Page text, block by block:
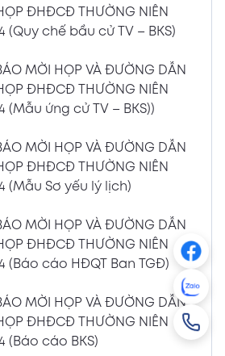
01/2024/NQ-HĐQT VỀ VIỆC
LẬP CÔNG TY TNHH ĐẦU
ĐĂNG KÝ HOẠT ĐỘNG CHI
2600106523-002
Xem PDF
ĐỊNH MIỄN NHIỆM PTGĐ
ĐỊNH BỔ NHIỆM PTGĐ KHỐI
Xem PDF
HỌP ĐHĐCĐ THƯỜNG NIÊN
(Quy chế bầu cử TV – BKS)
MỜI HỌP VÀ ĐƯỜNG DẪN
HỌP ĐHĐCĐ THƯỜNG NIÊN
(Mẫu ứng cử TV – BKS))
MỜI HỌP VÀ ĐƯỜNG DẪN
HỌP ĐHĐCĐ THƯỜNG NIÊN
(Mẫu Sơ yếu lý lịch)
MỜI HỌP VÀ ĐƯỜNG DẪN
HỌP ĐHĐCĐ THƯỜNG NIÊN
(Báo cáo HĐQT Ban TGĐ)
MỜI HỌP VÀ ĐƯỜNG DẪN
HỌP ĐHĐCĐ THƯỜNG NIÊN
(Báo cáo BKS)